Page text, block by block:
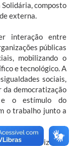
composto
externa.
interação entre
públicas
mobilizando o
e tecnológico. A
sociais,
da democratização
e o estímulo do
o trabalho junto a
contato horizontal